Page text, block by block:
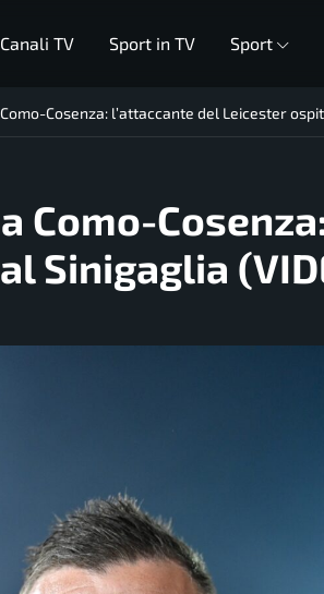
Canali TV Sport in TV Sport
Cosenza: l’attaccante del Leicester
Como-
Sinigaglia